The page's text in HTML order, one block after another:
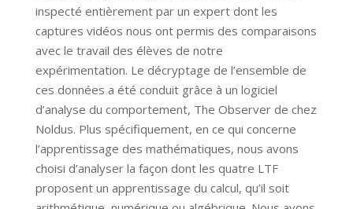
inspecté entièrement par un expert dont les
captures vidéos nous ont permis des comparaisons
avec le travail des élèves de notre
expérimentation. Le décryptage de l’ensemble de
ces données a été conduit grâce à un logiciel
d’analyse du comportement, The Observer de chez
Noldus. Plus spécifiquement, en ce qui concerne
l’apprentissage des mathématiques, nous avons
choisi d’analyser la façon dont les quatre LTF
proposent un apprentissage du calcul, qu’il soit